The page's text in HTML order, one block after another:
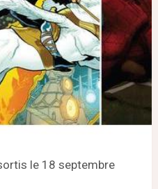
le 18 septembre